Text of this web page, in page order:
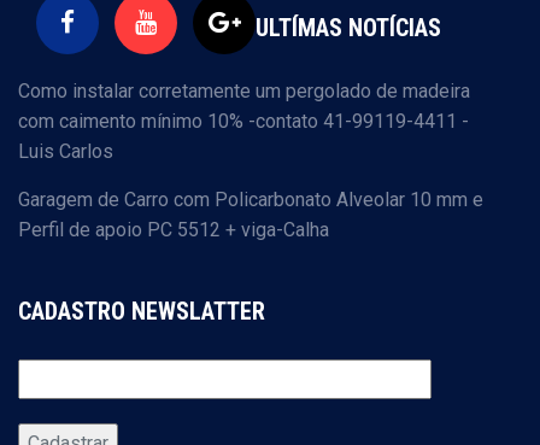
ULTÍMAS NOTÍCIAS
Como instalar corretamente um pergolado de madeira
com caimento mínimo 10% -contato 41-99119-4411 -
Luis Carlos
Garagem de Carro com Policarbonato Alveolar 10 mm e
Perfil de apoio PC 5512 + viga-Calha
CADASTRO NEWSLATTER